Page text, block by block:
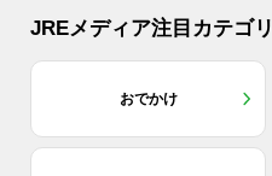
JREメディア注目カテゴリ
おでかけ